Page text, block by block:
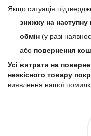
Якщо ситуація
знижку на наступну
обмін (у разі
або повернення
Усі витрати на
неякісного товару
виявлення нашої